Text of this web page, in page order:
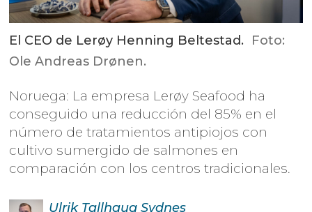
El CEO de Lerøy Henning Beltestad. Foto:
Ole Andreas Drønen.
Noruega: La empresa Lerøy Seafood ha
conseguido una reducción del 85% en el
número de tratamientos antipiojos con
cultivo sumergido de salmones en
comparación con los centros tradicionales.
Ulrik Tallhaug Sydnes